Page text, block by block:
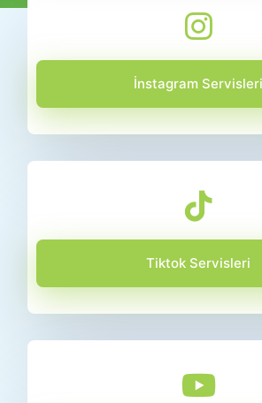
İnstagram Servisleri
Tiktok Servisleri